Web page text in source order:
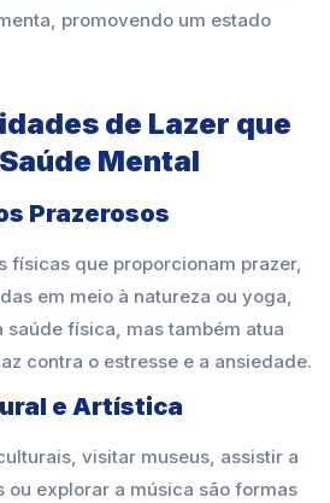
promovendo um estado
de Lazer que
Mental
Prazerosos
físicas que proporcionam prazer,
em meio à natureza ou yoga,
saúde física, mas também atua
contra o estresse e a ansiedade.
e Artística
visitar museus, assistir a
ou explorar a música são formas